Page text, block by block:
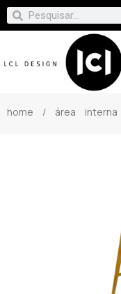
home / área interna